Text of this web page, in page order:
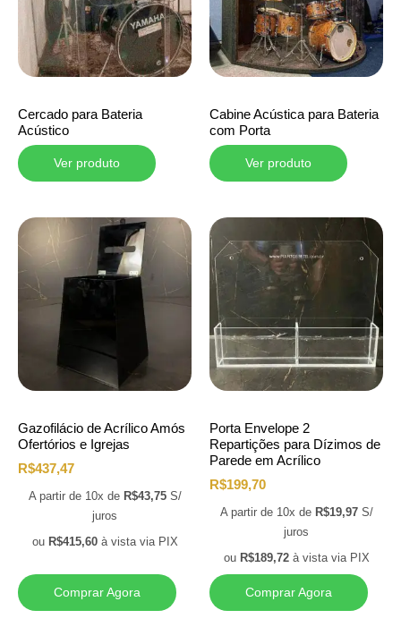
Cercado para Bateria
Acústico
Ver produto
Cabine Acústica para Bateria
com Porta
Ver produto
Gazofilácio de Acrílico Amós
Ofertórios e Igrejas
R$437,47
A partir de 10x de R$43,75 S/
juros
ou R$415,60 à vista via PIX
Comprar Agora
Porta Envelope 2
Repartições para Dízimos de
Parede em Acrílico
R$199,70
A partir de 10x de R$19,97 S/
juros
ou R$189,72 à vista via PIX
Comprar Agora